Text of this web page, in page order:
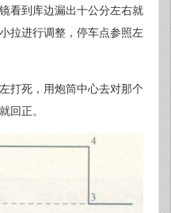
看到库边漏出十公分左右就
拉进行调整，停车点参照左
打死，用炮筒中心去对那个
回正。